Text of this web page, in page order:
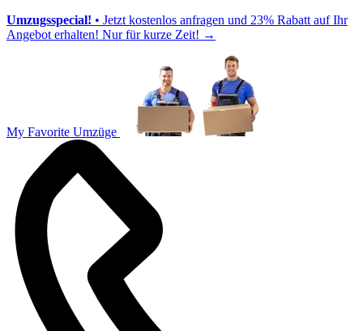
Umzugsspecial! • Jetzt kostenlos anfragen und 23% Rabatt auf Ihr
Angebot erhalten! Nur für kurze Zeit! →
My Favorite Umzüge